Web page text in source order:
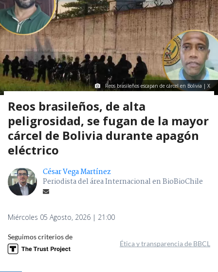
Reos brasileños escapan de cárcel en Bolivia | X
Reos brasileños, de alta
peligrosidad, se fugan de la mayor
cárcel de Bolivia durante apagón
eléctrico
César Vega Martínez
Periodista del área Internacional en BioBioChile
Miércoles 05 Agosto, 2026 | 21:00
Seguimos criterios de
Ética y transparencia de BBCL